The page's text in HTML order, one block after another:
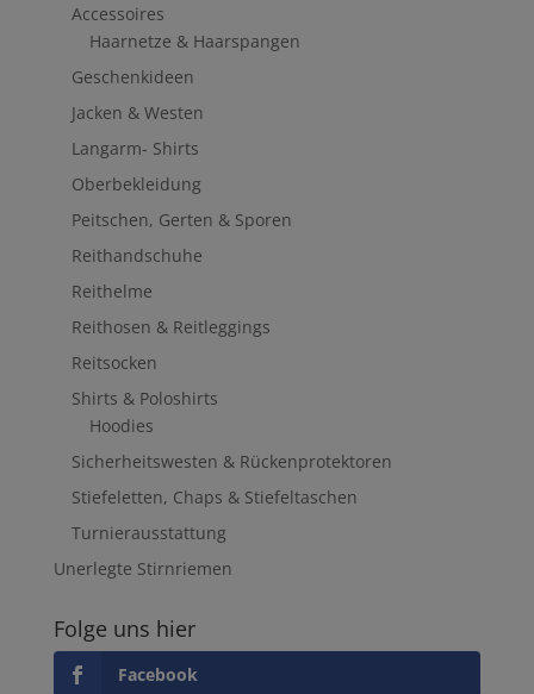
Accessoires
Haarnetze & Haarspangen
Geschenkideen
Jacken & Westen
Langarm- Shirts
Oberbekleidung
Peitschen, Gerten & Sporen
Reithandschuhe
Reithelme
Reithosen & Reitleggings
Reitsocken
Shirts & Poloshirts
Hoodies
Sicherheitswesten & Rückenprotektoren
Stiefeletten, Chaps & Stiefeltaschen
Turnierausstattung
Unerlegte Stirnriemen
Folge uns hier
Facebook